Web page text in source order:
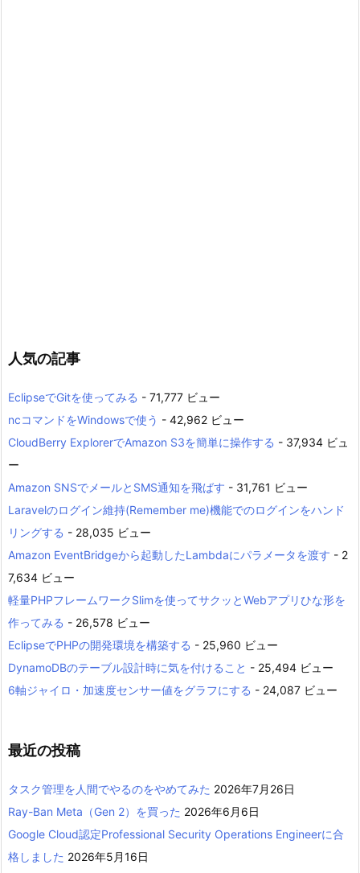
人気の記事
EclipseでGitを使ってみる - 71,777 ビュー
ncコマンドをWindowsで使う - 42,962 ビュー
CloudBerry ExplorerでAmazon S3を簡単に操作する - 37,934 ビュ
ー
Amazon SNSでメールとSMS通知を飛ばす - 31,761 ビュー
Laravelのログイン維持(Remember me)機能でのログインをハンド
リングする - 28,035 ビュー
Amazon EventBridgeから起動したLambdaにパラメータを渡す - 2
7,634 ビュー
軽量PHPフレームワークSlimを使ってサクッとWebアプリひな形を
作ってみる - 26,578 ビュー
EclipseでPHPの開発環境を構築する - 25,960 ビュー
DynamoDBのテーブル設計時に気を付けること - 25,494 ビュー
6軸ジャイロ・加速度センサー値をグラフにする - 24,087 ビュー
最近の投稿
タスク管理を人間でやるのをやめてみた 2026年7月26日
Ray-Ban Meta（Gen 2）を買った 2026年6月6日
Google Cloud認定Professional Security Operations Engineerに合
格しました 2026年5月16日